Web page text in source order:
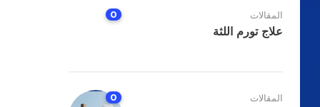
0 المقالات
علاج تورم اللثة
0 المقالات